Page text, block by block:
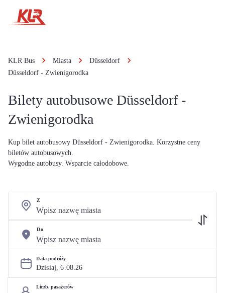
KLR Bus Miasta
Düsseldorf
Düsseldorf - Zwienigorodka
Bilety autobusowe Düsseldorf -
Zwienigorodka
Kup bilet autobusowy Düsseldorf - Zwienigorodka. Korzystne ceny
biletów autobusowych.
Wygodne autobusy. Wsparcie całodobowe.
Z
Do
Data podróży
Dzisiaj, 6.08.26
Liczb. pasażerów